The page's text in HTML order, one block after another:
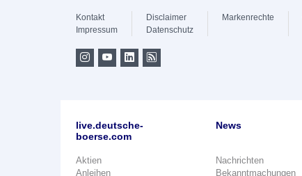
Kontakt
Impressum
Disclaimer
Datenschutz
Markenrechte
live.deutsche-
boerse.com
Aktien
Anleihen
News
Nachrichten
Bekanntmachungen